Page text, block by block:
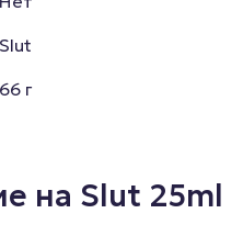
Slut
66 г
на Slut 25ml